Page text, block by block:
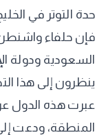
حدة التوتر في
فإن حلفاء واشنطن
السعودية ودولة
ينظرون إلى هذا
عبرت هذه الدول
المنطقة، ودعت إلى